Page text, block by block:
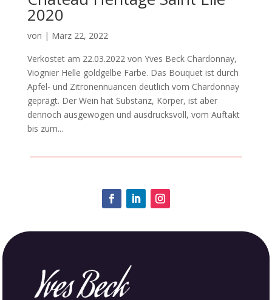
2020
von | März 22, 2022
Verkostet am 22.03.2022 von Yves Beck Chardonnay,
Viognier Helle goldgelbe Farbe. Das Bouquet ist durch
Apfel- und Zitronennuancen deutlich vom Chardonnay
geprägt. Der Wein hat Substanz, Körper, ist aber
dennoch ausgewogen und ausdrucksvoll, vom Auftakt
bis zum...